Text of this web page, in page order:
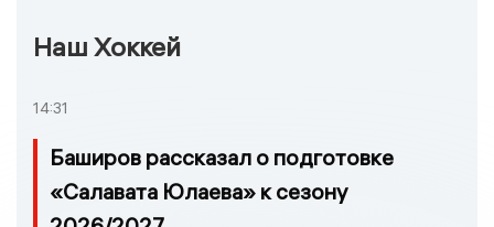
Наш Хоккей
14:31
Баширов рассказал о подготовке
«Салавата Юлаева» к сезону